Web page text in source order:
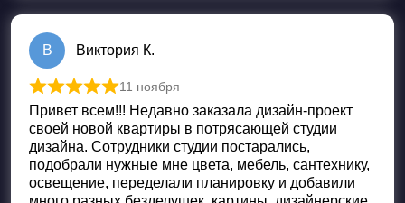
В Виктория К.
Оценка
11 ноября
Привет всем!!! Недавно заказала дизайн-проект
своей новой квартиры в потрясающей студии
дизайна. Сотрудники студии постарались,
подобрали нужные мне цвета, мебель, сантехнику,
освещение, переделали планировку и добавили